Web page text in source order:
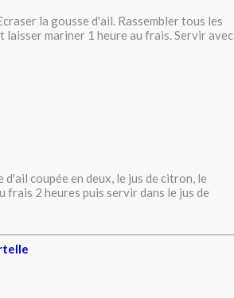
la gousse d'ail. Rassembler tous les
laisser mariner 1 heure au frais. Servir avec
coupée en deux, le jus de citron, le
frais 2 heures puis servir dans le jus de